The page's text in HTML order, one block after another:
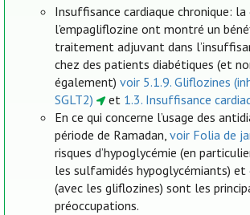
Insuffisance cardiaque chronique:
l’empagliflozine ont montré un
traitement adjuvant dans
chez des patients diabétiques (et
également)voir 5.1.9. Gliflozines
SGLT2)
et 1.3. Insuffisance
En ce qui concerne l’usage des
période de Ramadan,voir Folia de
risques d’hypoglycémie (en
les sulfamidés hypoglycémiants) et
(avec les gliflozines) sont les
préoccupations.